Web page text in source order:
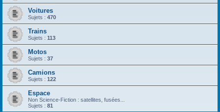
Voitures
Sujets : 470
Trains
Sujets : 113
Motos
Sujets : 37
Camions
Sujets : 122
Espace
Non Science-Fiction : satellites, fusées...
Sujets : 81